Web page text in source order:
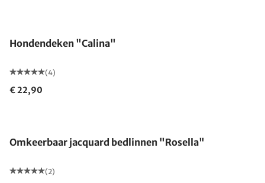
Hondendeken "Calina"
(4)
€ 22,90
Omkeerbaar jacquard bedlinnen "Rosella"
(2)